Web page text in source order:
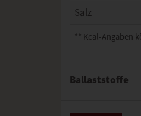
Salz
** Kcal-Angaben
Ballaststoffe